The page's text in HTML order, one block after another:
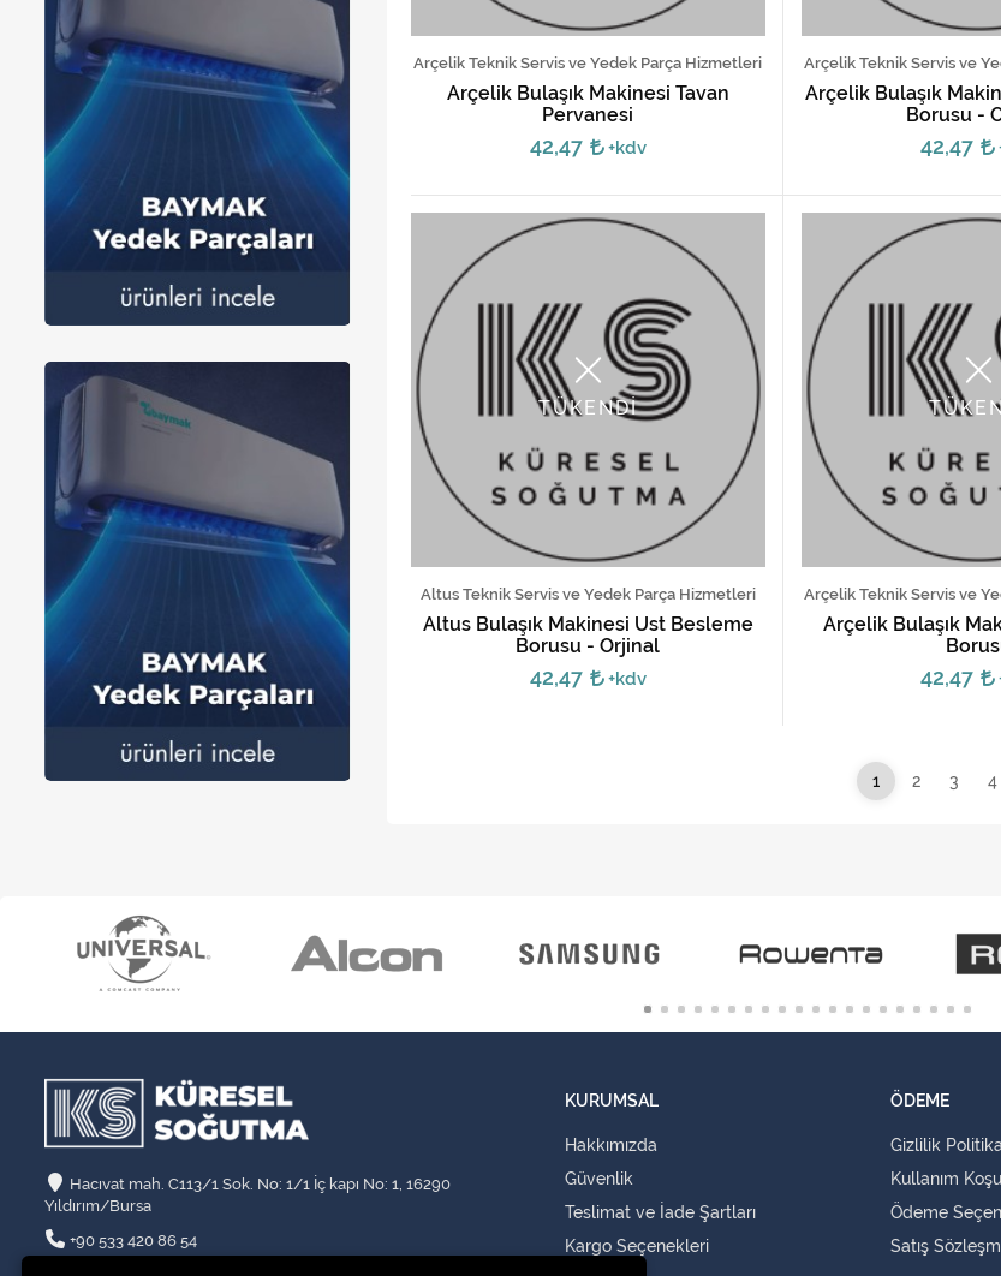
Arçelik Teknik Servis ve Yedek Parça Hizmetleri
Arçelik Bulaşık Makinesi Tavan
Pervanesi
42,47 +kdv
Arçelik Teknik Servis ve
Arçelik Bulaşık
Borusu -
42,47
TÜKENDİ
Altus Teknik Servis ve Yedek Parça Hizmetleri
Altus Bulaşık Makinesi Üst Besleme
Borusu - Orjinal
42,47 +kdv
Arçelik Teknik Servis ve
Arçelik Bulaşık
42,47
1 2 3 4
Hacıvat mah. C113/1 Sok. No: 1/1 İç kapı No: 1, 16290
Yıldırım/Bursa
+90 533 420 86 54
KURUMSAL
Hakkımızda
Güvenlik
Teslimat ve İade Şartları
Kargo Seçenekleri
ÖDEME
Gizlilik
Kullanım
Ödeme
Satış